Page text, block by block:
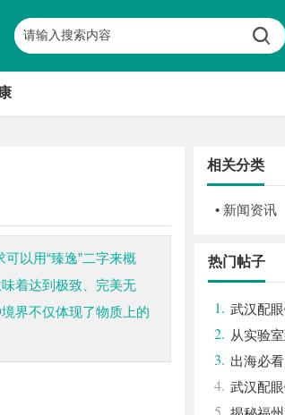
以用“臻逸”二字来概
着达到极致、完美无
界不仅体现了物质上的
相关分类
• 新闻资讯
热门帖子
1. 武汉配
2. 从实验
专利律师如
3. 出海必
雷区的安全
4. 武汉配
5.